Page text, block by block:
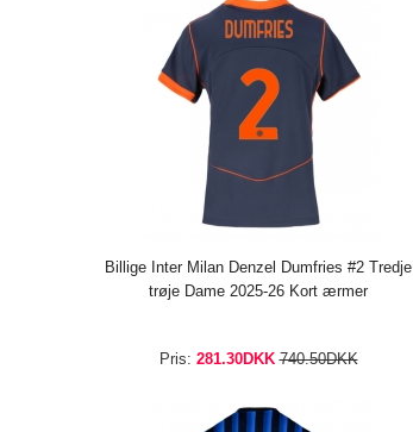
Billige Inter Milan Denzel Dumfries #2 Tredje
trøje Dame 2025-26 Kort ærmer
Pris: 281.30DKK 740.50DKK